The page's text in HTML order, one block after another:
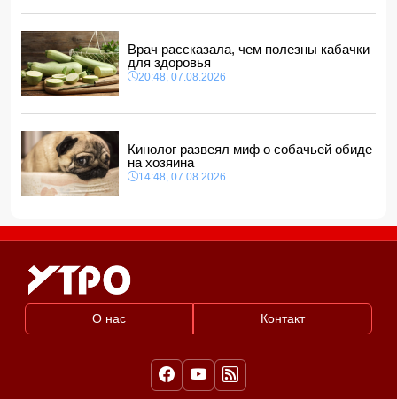
Врач рассказала, чем полезны кабачки
для здоровья
20:48, 07.08.2026
Кинолог развеял миф о собачьей обиде
на хозяина
14:48, 07.08.2026
О нас Контакт